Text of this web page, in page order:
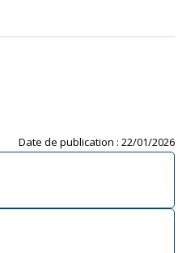
Date de publication :22/01/2026